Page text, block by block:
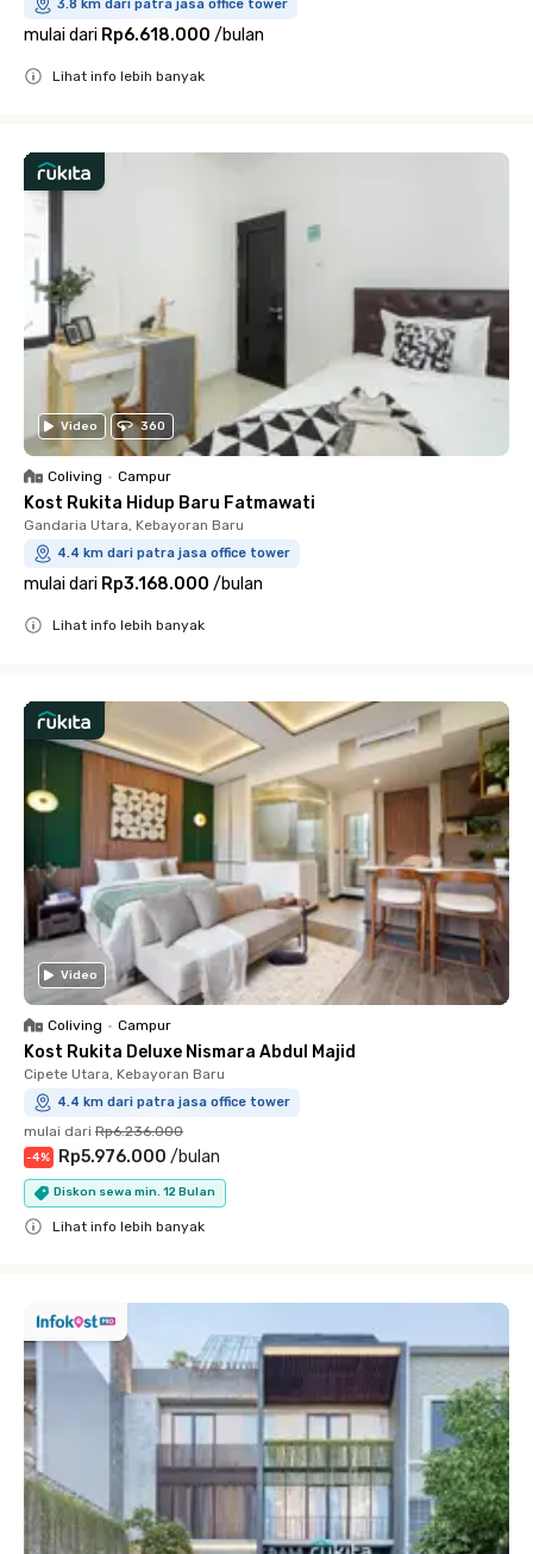
3.8 km dari patra jasa office tower
mulai dari Rp6.618.000 /bulan
Lihat info lebih banyak
Video 360
Coliving • Campur
Kost Rukita Hidup Baru Fatmawati
Gandaria Utara, Kebayoran Baru
4.4 km dari patra jasa office tower
mulai dari Rp3.168.000 /bulan
Lihat info lebih banyak
Video
Coliving • Campur
Kost Rukita Deluxe Nismara Abdul Majid
Cipete Utara, Kebayoran Baru
4.4 km dari patra jasa office tower
mulai dari Rp6.236.000
-4% Rp5.976.000 /bulan
Diskon sewa min. 12 Bulan
Lihat info lebih banyak